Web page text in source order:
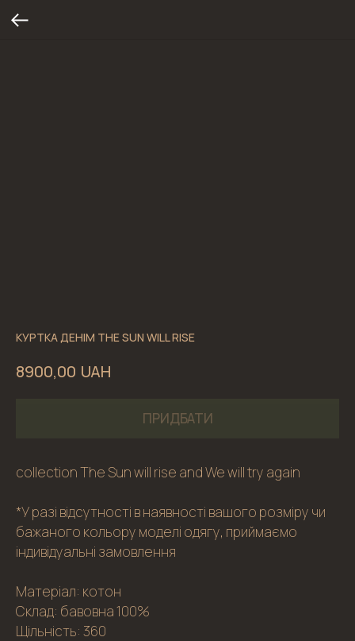
КУРТКА ДЕНІМ THE SUN WILL RISE
8900,00 UAH
ПРИДБАТИ
collection The Sun will rise and We will try again
*У разі відсутності в наявності вашого розміру чи
бажаного кольору моделі одягу, приймаємо
індивідуальні замовлення
Матеріал: котон
Склад: бавовна 100%
Щільність: 360